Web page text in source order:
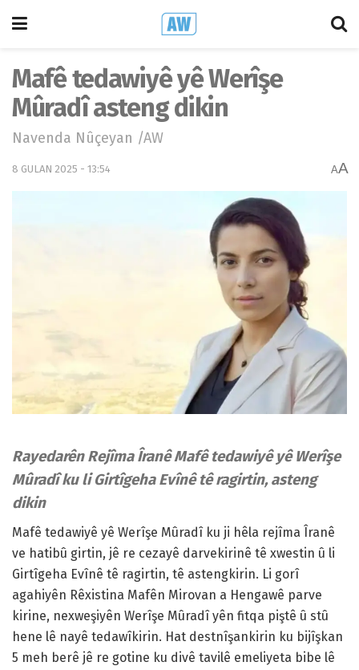
Mafê tedawiyê yê Werîşe
Mûradî asteng dikin
Navenda Nûçeyan /AW
8 GULAN 2025 - 13:54 AA
Rayedarên Rejîma Îranê Mafê tedawiyê yê Werîşe
Mûradî ku li Girtîgeha Evînê tê ragirtin, asteng
dikin
Mafê tedawiyê yê Werîşe Mûradî ku ji hêla rejîma Îranê
ve hatibû girtin, jê re cezayê darvekirinê tê xwestin û li
Girtîgeha Evînê tê ragirtin, tê astengkirin. Li gorî
agahiyên Rêxistina Mafên Mirovan a Hengawê parve
kirine, nexweşiyên Werîşe Mûradî yên fitqa piştê û stû
hene lê nayê tedawîkirin. Hat destnîşankirin ku bijîşkan
5 meh berê jê re gotine ku divê tavilê emeliyeta bibe lê